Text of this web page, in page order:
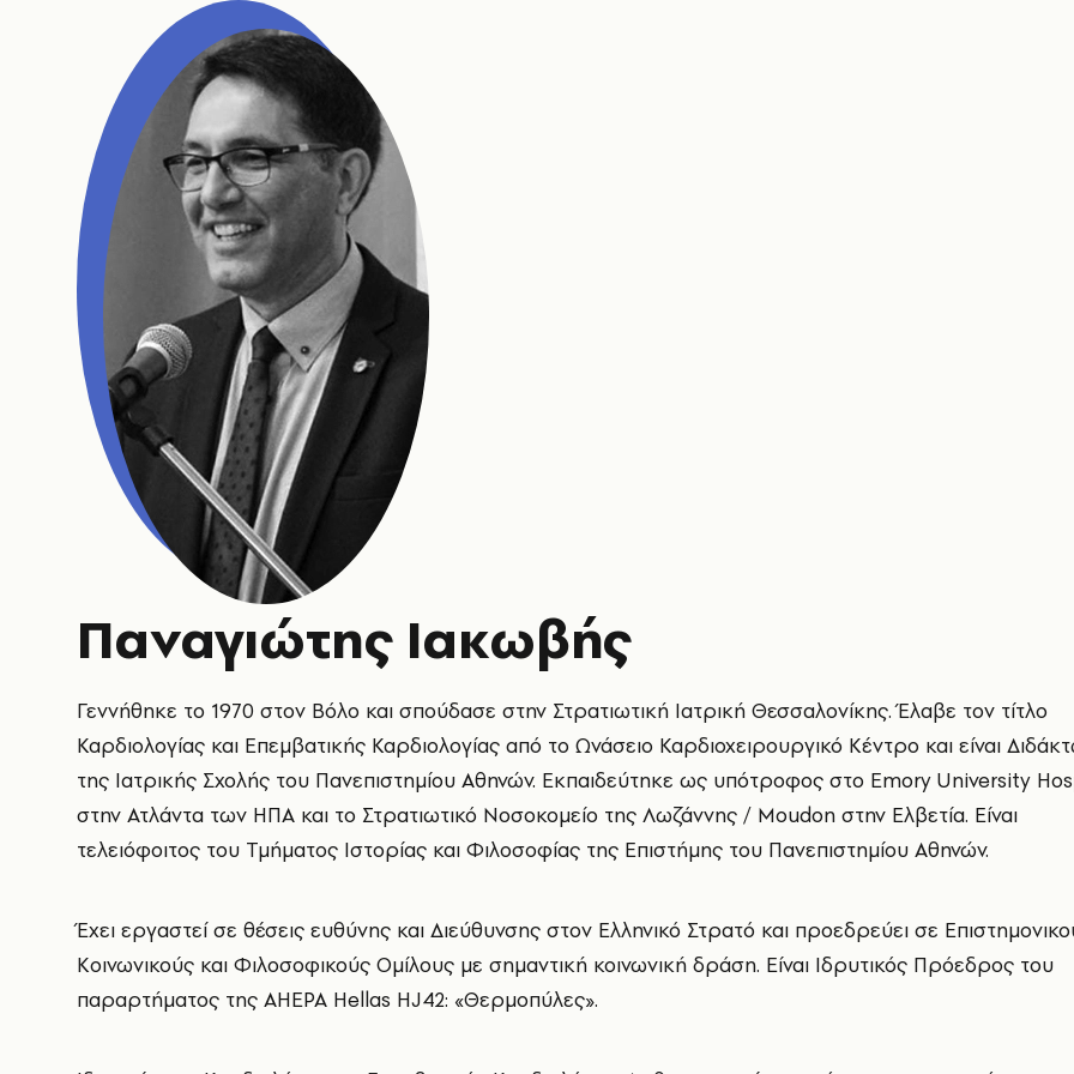
Παναγιώτης Ιακωβής
Γεννήθηκε το 1970 στον Βόλο και σπούδασε στην Στρατιωτική Ιατρική Θεσσαλονίκης. Έλαβε τον τίτλο
Καρδιολογίας και Επεμβατικής Καρδιολογίας από το Ωνάσειο Καρδιοχειρουργικό Κέντρο και είναι
της Ιατρικής Σχολής του Πανεπιστημίου Αθηνών. Εκπαιδεύτηκε ως υπότροφος στο Emory University
στην Ατλάντα των ΗΠΑ και το Στρατιωτικό Νοσοκομείο της Λωζάννης / Moudon στην Ελβετία. Είναι
τελειόφοιτος του Τμήματος Ιστορίας και Φιλοσοφίας της Επιστήμης του Πανεπιστημίου Αθηνών.
Έχει εργαστεί σε θέσεις ευθύνης και Διεύθυνσης στον Ελληνικό Στρατό και προεδρεύει σε
Κοινωνικούς και Φιλοσοφικούς Ομίλους με σημαντική κοινωνική δράση. Είναι Ιδρυτικός Πρόεδρος του
παραρτήματος της AHEPA Hellas HJ42: «Θερμοπύλες».